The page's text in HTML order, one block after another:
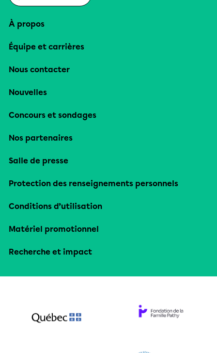
À propos
Équipe et carrières
Nous contacter
Nouvelles
Concours et sondages
Nos partenaires
Salle de presse
Protection des renseignements personnels
Conditions d’utilisation
Matériel promotionnel
Recherche et impact